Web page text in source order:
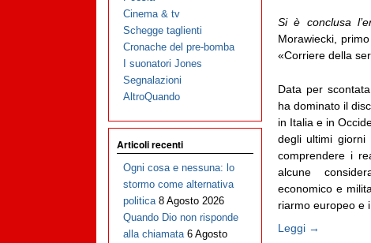
Si è conclusa
Morawiecki,
«Corriere della
Data per
ha dominato il
in Italia e in
degli ultimi
comprendere i
alcune
economico e
riarmo europeo e
Leggi →
Cinema & tv
Schegge taglienti
Cronache del pre-bomba
I suonatori Jones
Segnalazioni
AltroQuando
Articoli recenti
Ogni cosa e nessuna: lo
stormo come alternativa
politica 8 Agosto 2026
Quando Dio non risponde
alla chiamata 6 Agosto